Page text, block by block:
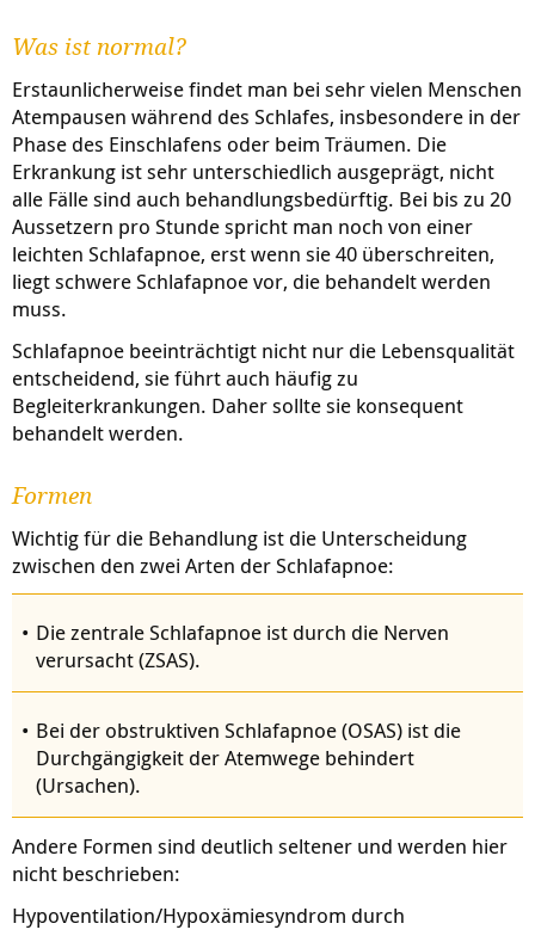
Was ist normal?
Erstaunlicherweise findet man bei sehr vielen Menschen
Atempausen während des Schlafes, insbesondere in der
Phase des Einschlafens oder beim Träumen. Die
Erkrankung ist sehr unterschiedlich ausgeprägt, nicht
alle Fälle sind auch behandlungsbedürftig. Bei bis zu 20
Aussetzern pro Stunde spricht man noch von einer
leichten Schlafapnoe, erst wenn sie 40 überschreiten,
liegt schwere Schlafapnoe vor, die behandelt werden
muss.
Schlafapnoe beeinträchtigt nicht nur die Lebensqualität
entscheidend, sie führt auch häufig zu
Begleiterkrankungen. Daher sollte sie konsequent
behandelt werden.
Formen
Wichtig für die Behandlung ist die Unterscheidung
zwischen den zwei Arten der Schlafapnoe:
Die zentrale Schlafapnoe ist durch die Nerven
verursacht (ZSAS).
Bei der obstruktiven Schlafapnoe (OSAS) ist die
Durchgängigkeit der Atemwege behindert
(Ursachen).
Andere Formen sind deutlich seltener und werden hier
nicht beschrieben:
Hypoventilation/Hypoxämiesyndrom durch